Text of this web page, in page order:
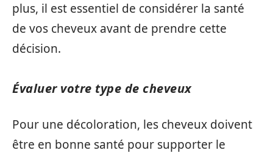
plus, il est essentiel de considérer la santé
de vos cheveux avant de prendre cette
décision.
Évaluer votre type de cheveux
Pour une décoloration, les cheveux doivent
être en bonne santé pour supporter le